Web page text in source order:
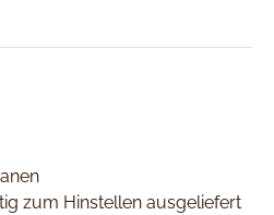
zum Hinstellen ausgeliefert